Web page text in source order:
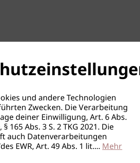
und andere Technologien
Zwecken. Die Verarbeitung
deiner Einwilligung, Art. 6 Abs.
§ 165 Abs. 3 S. 2 TKG 2021. Die
auch Datenverarbeitungen
EWR, Art. 49 Abs. 1 lit....Mehr